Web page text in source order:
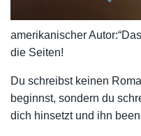
amerikanischer
die Seiten!
Du schreibst keinen
beginnst, sondern du
dich hinsetzt und ihn